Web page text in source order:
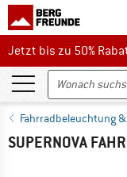
Jetzt bis zu 50%
Jetzt bis zu 50%
Fahrradbeleuchtung
SUPERNOVA